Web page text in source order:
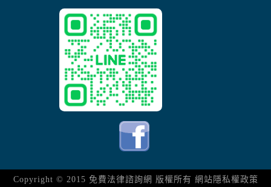
Copyright © 2015 免費法律諮詢網 版權所有 網站隱私權政策